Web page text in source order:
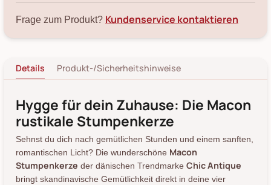
Frage zum Produkt? Kundenservice kontaktieren
Details Produkt-/Sicherheitshinweise
Hygge für dein Zuhause: Die Macon
rustikale Stumpenkerze
Sehnst du dich nach gemütlichen Stunden und einem sanften,
romantischen Licht? Die wunderschöne Macon
Stumpenkerze der dänischen Trendmarke Chic Antique
bringt skandinavische Gemütlichkeit direkt in deine vier